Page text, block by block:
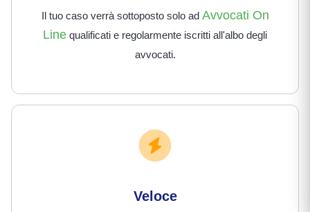
Il tuo caso verrà sottoposto solo ad Avvocati On
Line qualificati e regolarmente iscritti all'albo degli
avvocati.
Veloce